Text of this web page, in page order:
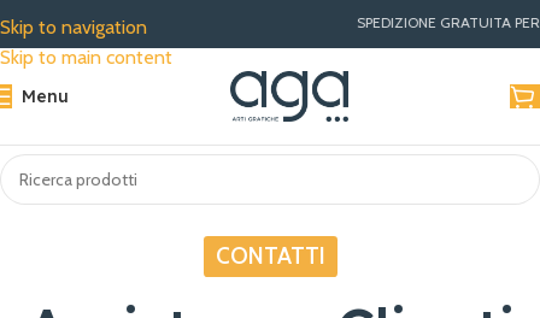
Skip to navigation
Skip to main content
SPEDIZIONE GRATUITA PER ORDINI
Menu
CONTATTI